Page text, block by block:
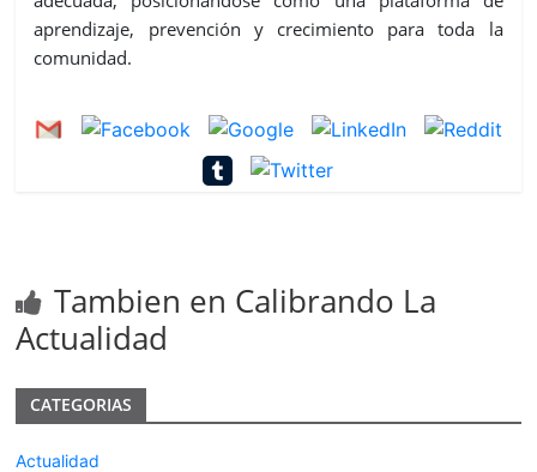
aprendizaje, prevención y crecimiento para toda la
comunidad.
Tambien en Calibrando La
Actualidad
CATEGORIAS
Actualidad